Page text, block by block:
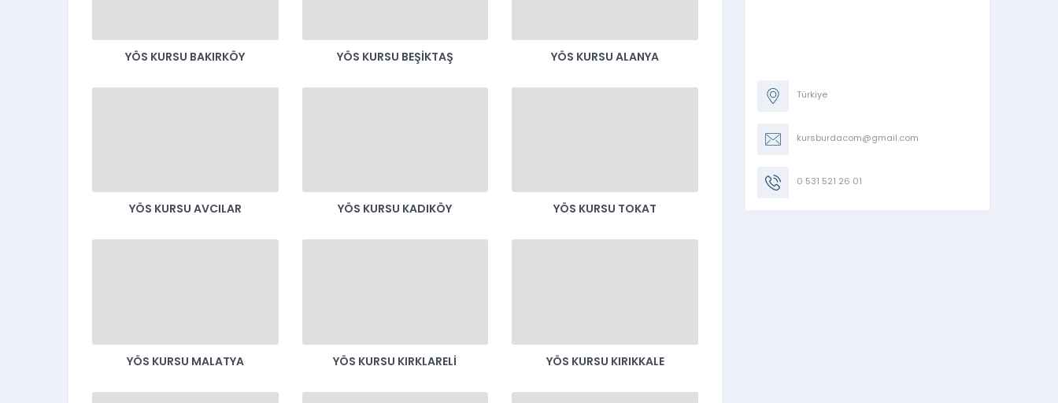
YÖS KURSU BAKIRKÖY YÖS KURSU BEŞIKTAŞ YÖS KURSU ALANYA
YÖS KURSU AVCILAR YÖS KURSU KADIKÖY YÖS KURSU TOKAT
YÖS KURSU MALATYA YÖS KURSU KIRKLARELI YÖS KURSU KIRIKKALE
Türkiye
kursburdacom@gmail.com
0 531 521 26 01